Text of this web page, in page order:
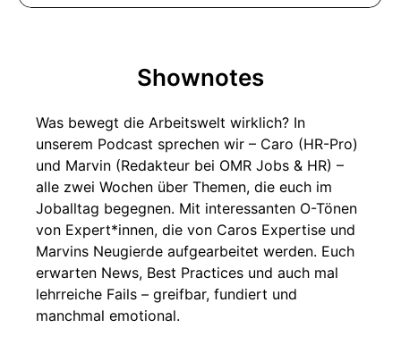
Shownotes
Was bewegt die Arbeitswelt wirklich? In
unserem Podcast sprechen wir – Caro (HR-Pro)
und Marvin (Redakteur bei OMR Jobs & HR) –
alle zwei Wochen über Themen, die euch im
Joballtag begegnen. Mit interessanten O-Tönen
von Expert*innen, die von Caros Expertise und
Marvins Neugierde aufgearbeitet werden. Euch
erwarten News, Best Practices und auch mal
lehrreiche Fails – greifbar, fundiert und
manchmal emotional.